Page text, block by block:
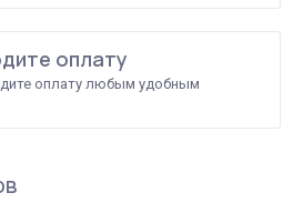
оплату
оплату любым удобным